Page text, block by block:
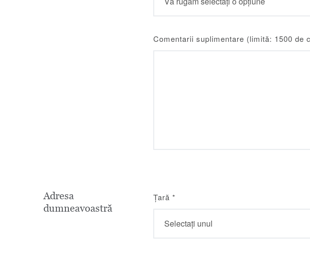
Comentarii suplimentare (limită: 1500 de
Adresa
dumneavoastră
Țară *